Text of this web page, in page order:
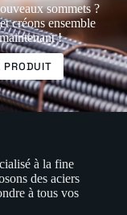
sommets ?
créons ensemble
!
PRODUIT
à la fine
des aciers
à tous vos